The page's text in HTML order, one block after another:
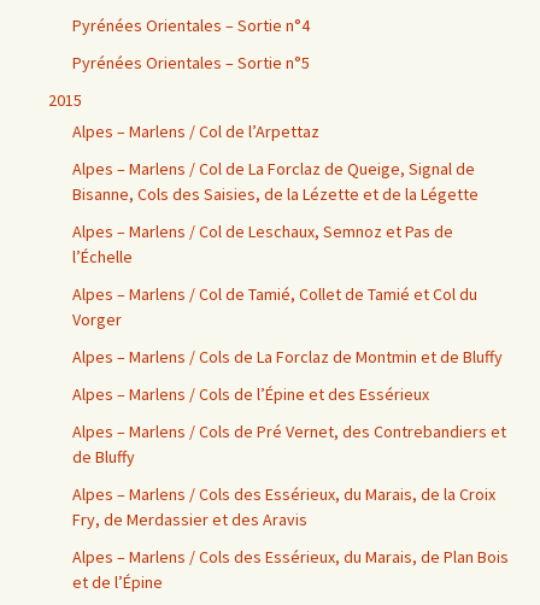
Pyrénées Orientales – Sortie n°4
Pyrénées Orientales – Sortie n°5
2015
Alpes – Marlens / Col de l’Arpettaz
Alpes – Marlens / Col de La Forclaz de Queige, Signal de
Bisanne, Cols des Saisies, de la Lézette et de la Légette
Alpes – Marlens / Col de Leschaux, Semnoz et Pas de
l’Échelle
Alpes – Marlens / Col de Tamié, Collet de Tamié et Col du
Vorger
Alpes – Marlens / Cols de La Forclaz de Montmin et de Bluffy
Alpes – Marlens / Cols de l’Épine et des Essérieux
Alpes – Marlens / Cols de Pré Vernet, des Contrebandiers et
de Bluffy
Alpes – Marlens / Cols des Essérieux, du Marais, de la Croix
Fry, de Merdassier et des Aravis
Alpes – Marlens / Cols des Essérieux, du Marais, de Plan Bois
et de l’Épine